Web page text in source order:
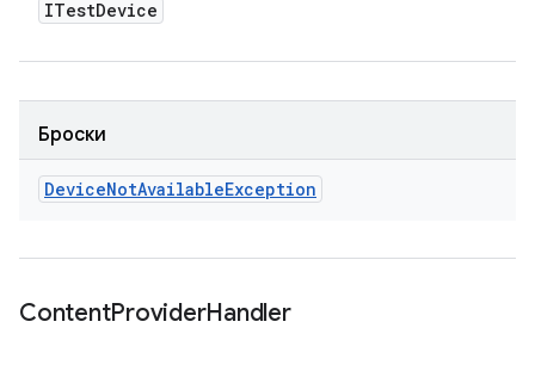
ITestDevice
Броски
DeviceNotAvailableException
ContentProviderHandler